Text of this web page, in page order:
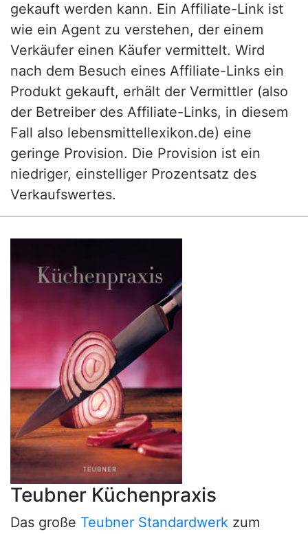
gekauft werden kann. Ein Affiliate-Link ist
wie ein Agent zu verstehen, der einem
Verkäufer einen Käufer vermittelt. Wird
nach dem Besuch eines Affiliate-Links ein
Produkt gekauft, erhält der Vermittler (also
der Betreiber des Affiliate-Links, in diesem
Fall also lebensmittellexikon.de) eine
geringe Provision. Die Provision ist ein
niedriger, einstelliger Prozentsatz des
Verkaufswertes.
Teubner Küchenpraxis
Das große Teubner Standardwerk zum